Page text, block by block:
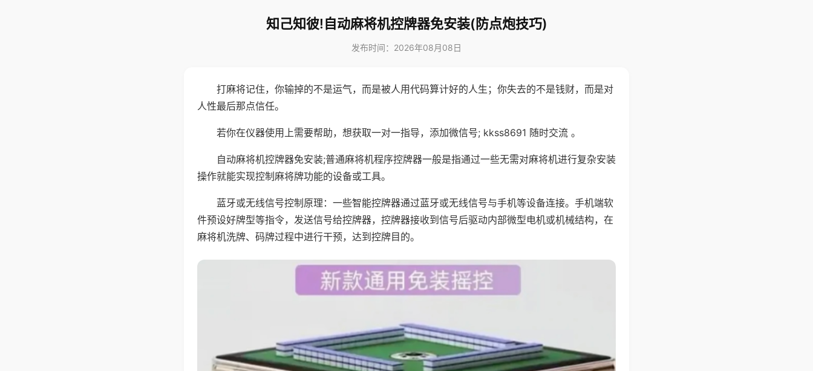
知己知彼!自动麻将机控牌器免安装(防点炮技巧)
发布时间：2026年08月08日
打麻将记住，你输掉的不是运气，而是被人用代码算计好的人生；你失去的不是钱财，而是对
人性最后那点信任。
若你在仪器使用上需要帮助，想获取一对一指导，添加微信号; kkss8691 随时交流 。
自动麻将机控牌器免安装;普通麻将机程序控牌器一般是指通过一些无需对麻将机进行复杂安装
操作就能实现控制麻将牌功能的设备或工具。
蓝牙或无线信号控制原理：一些智能控牌器通过蓝牙或无线信号与手机等设备连接。手机端软
件预设好牌型等指令，发送信号给控牌器，控牌器接收到信号后驱动内部微型电机或机械结构，在
麻将机洗牌、码牌过程中进行干预，达到控牌目的。